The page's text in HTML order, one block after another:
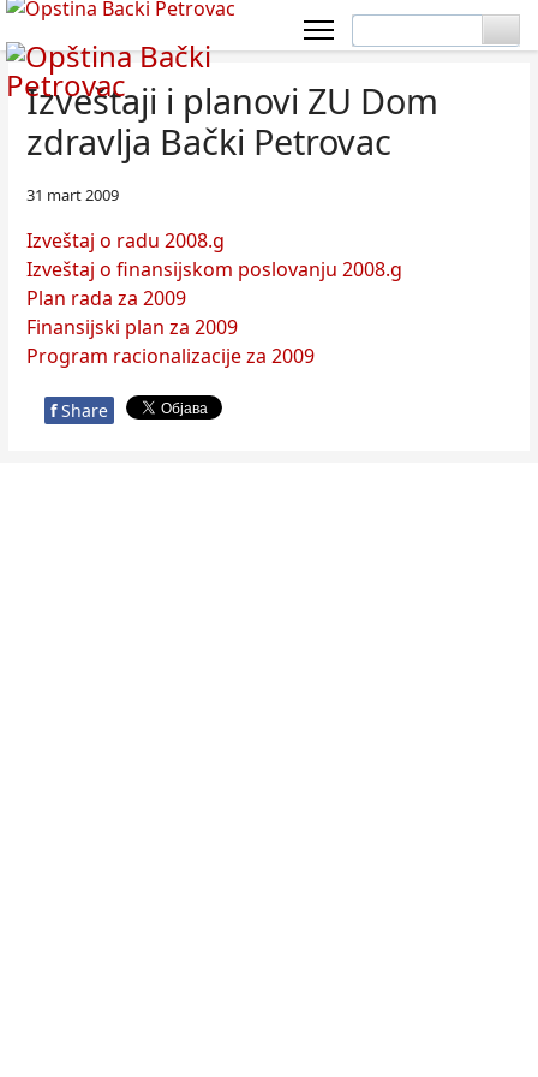
Izveštaji i planovi ZU Dom
zdravlja Bački Petrovac
31 mart 2009
Izveštaj o radu 2008.g
Izveštaj o finansijskom poslovanju 2008.g
Plan rada za 2009
Finansijski plan za 2009
Program racionalizacije za 2009
f Share